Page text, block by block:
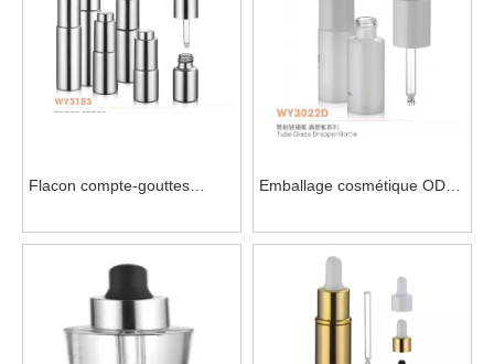
Flacon compte-gouttes
brillant pour les soins de la
Emballage cosmétique ODM
huile essentielle